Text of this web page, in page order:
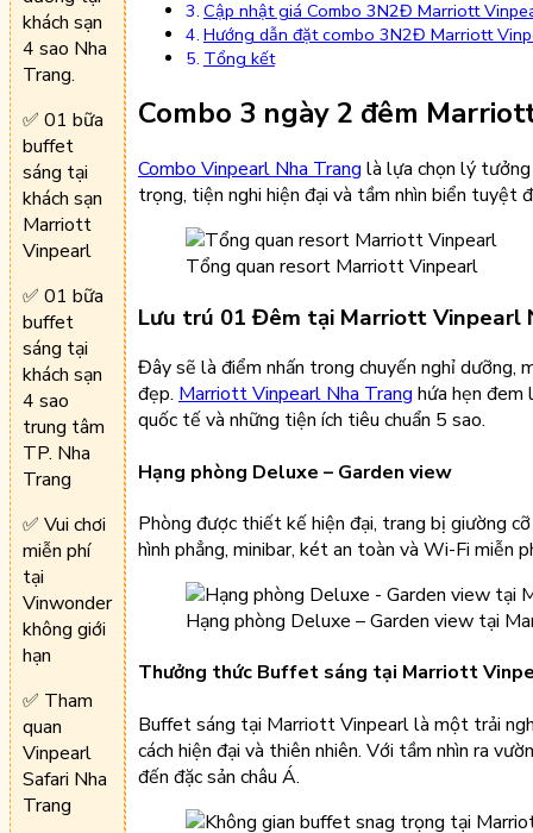
Cập nhật giá Combo 3N2Đ Marriott
Hướng dẫn đặt combo 3N2Đ Marriott
Tổng kết
Combo 3 ngày 2 đêm
Combo Vinpearl Nha Trang là lựa chọn lý
trọng, tiện nghi hiện đại và tầm nhìn biển tuyệt
Tổng quan resort Marriott Vinpearl
Lưu trú 01 Đêm tại Marriott Vinpearl
Đây sẽ là điểm nhấn trong chuyến nghỉ dưỡng,
đẹp. Marriott Vinpearl Nha Trang hứa hẹn đem
quốc tế và những tiện ích tiêu chuẩn 5 sao.
Hạng phòng Deluxe – Garden view
Phòng được thiết kế hiện đại, trang bị giường
hình phẳng, minibar, két an toàn và Wi-Fi miễn
Hạng phòng Deluxe – Garden view tại
Thưởng thức Buffet sáng tại Marriott
Buffet sáng tại Marriott Vinpearl là một trải
cách hiện đại và thiên nhiên. Với tầm nhìn ra
đến đặc sản châu Á.
khách sạn
4 sao Nha
Trang.
✅ 01 bữa
buffet
sáng tại
khách sạn
Marriott
Vinpearl
✅ 01 bữa
buffet
sáng tại
khách sạn
4 sao
trung tâm
TP. Nha
Trang
✅ Vui chơi
miễn phí
tại
Vinwonder
không giới
hạn
✅ Tham
quan
Vinpearl
Safari Nha
Trang